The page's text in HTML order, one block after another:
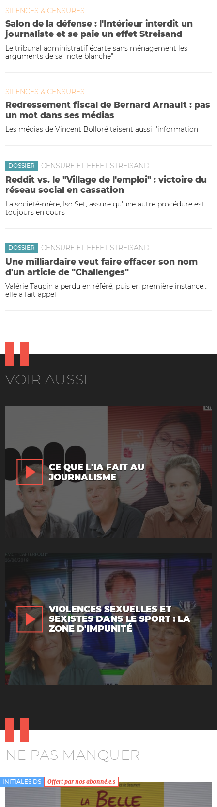
SILENCES & CENSURES
Salon de la défense : l'Intérieur interdit un
journaliste et se paie un effet Streisand
Le tribunal administratif écarte sans ménagement les
arguments de sa "note blanche"
SILENCES & CENSURES
Redressement fiscal de Bernard Arnault : pas
un mot dans ses médias
Les médias de Vincent Bolloré taisent aussi l'information
DOSSIER CENSURE ET EFFET STREISAND
Reddit vs. le "Village de l'emploi" : victoire du
réseau social en cassation
La société-mère, Iso Set, assure qu'une autre procédure est
toujours en cours
DOSSIER CENSURE ET EFFET STREISAND
Une milliardaire veut faire effacer son nom
d'un article de "Challenges"
Valérie Taupin a perdu en référé, puis en première instance...
elle a fait appel
VOIR AUSSI
CE QUE L'IA FAIT AU
JOURNALISME
VIOLENCES SEXUELLES ET
SEXISTES DANS LE SPORT : LA
ZONE D'IMPUNITÉ
NE PAS MANQUER
INITIALES DS Offert par nos abonné.e.s